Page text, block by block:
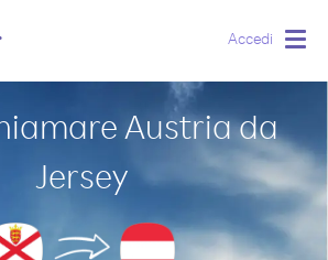
Accedi
Austria da
Jersey